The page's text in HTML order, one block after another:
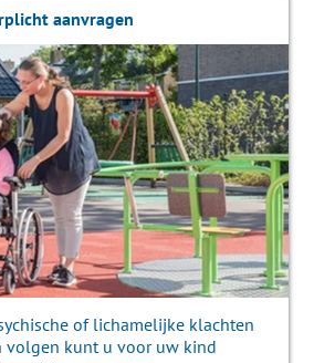
aanvragen
of lichamelijke klachten
volgen kunt u voor uw kind